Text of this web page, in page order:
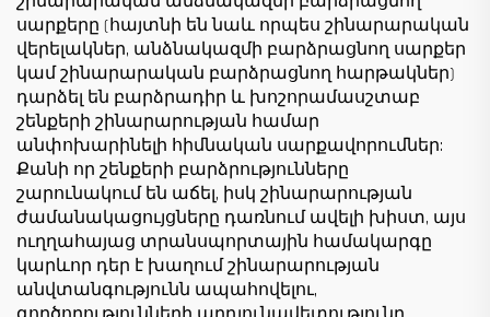
սարքերը (հայտնի են նաև որպես շինարարական
վերելակներ, անձնակազմի բարձրացնող սարքեր
կամ շինարարական բարձրացնող հարթակներ)
դարձել են բարձրադիր և խոշորամասշտաբ
շենքերի շինարարության համար
անփոխարինելի հիմնական սարքավորումներ:
Քանի որ շենքերի բարձրությունները
շարունակում են աճել, իսկ շինարարության
ժամանակացույցները դառնում ավելի խիստ, այս
ուղղահայաց տրանսպորտային համակարգը
կարևոր դեր է խաղում շինարարության
անվտանգությունն ապահովելու,